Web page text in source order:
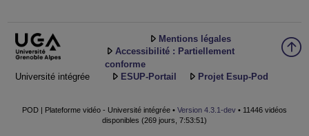
Université intégrée
Mentions légales
Accessibilité : Partiellement
conforme
ESUP-Portail
Projet Esup-Pod
POD | Plateforme vidéo - Université intégrée • Version 4.3.1-dev • 11446 vidéos
disponibles (269 jours, 7:53:51)